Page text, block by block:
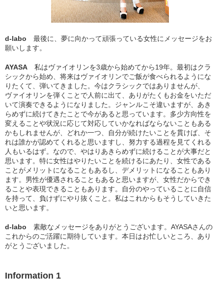
d-labo
最後に、夢に向かって頑張っている女性にメッセージをお
願いします。
AYASA
私はヴァイオリンを3歳から始めてから19年。最初はクラ
シックから始め、将来はヴァイオリンでご飯が食べられるようにな
りたくて、弾いてきました。今はクラシックではありませんが、
ヴァイオリンを弾くことで人前に出て、ありがたくもお金をいただ
いて演奏できるようになりました。ジャンルこそ違いますが、あき
らめずに続けてきたことで今があると思っています。多少方向性を
変えることや状況に応じて対応していかなればならないこともある
かもしれませんが、どれか一つ、自分が続けたいことを貫けば、そ
れは誰かが認めてくれると思いますし、努力する過程を見てくれる
人もいるはず。なので、やはりあきらめずに続けることが大事だと
思います。特に女性はやりたいことを続けるにあたり、女性である
ことがメリットになることもあるし、デメリットになることもあり
ます。男性が優遇されることもあると思いますが、女性だからでき
ることや表現できることもあります。自分のやっていることに自信
を持って、負けずにやり抜くこと。私はこれからもそうしていきた
いと思います。
d-labo
素敵なメッセージをありがとうございます。AYASAさんの
これからのご活躍に期待しています。本日はお忙しいところ、あり
がとうございました。
Information 1